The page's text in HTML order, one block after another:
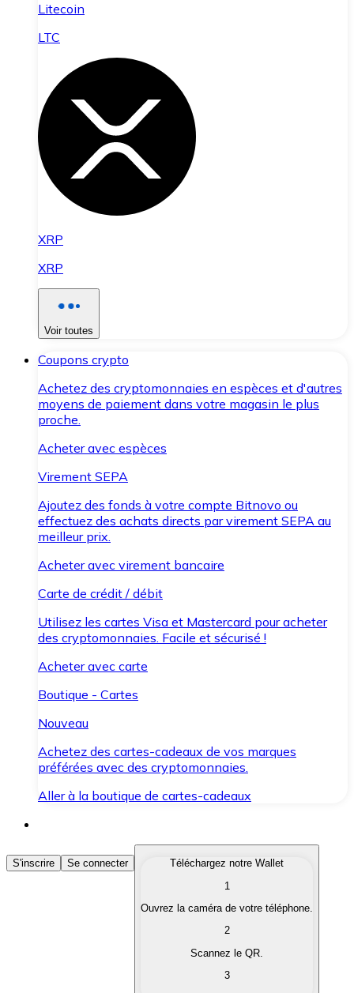
Litecoin
LTC
XRP
XRP
Voir toutes
Coupons crypto
Achetez des cryptomonnaies en espèces et d'autres
moyens de paiement dans votre magasin le plus
proche.
Acheter avec espèces
Virement SEPA
Ajoutez des fonds à votre compte Bitnovo ou
effectuez des achats directs par virement SEPA au
meilleur prix.
Acheter avec virement bancaire
Carte de crédit / débit
Utilisez les cartes Visa et Mastercard pour acheter
des cryptomonnaies. Facile et sécurisé !
Acheter avec carte
Boutique - Cartes
Nouveau
Achetez des cartes-cadeaux de vos marques
préférées avec des cryptomonnaies.
Aller à la boutique de cartes-cadeaux
Acheter des Cryptomonnaies
Achetez les cryptomonnaies qui vous intéressent
Convertissez vos cryptomonnaies en monnaie
S'inscrire Se connecter
Téléchargez notre Wallet
1
Ouvrez la caméra de votre téléphone.
2
Scannez le QR.
3